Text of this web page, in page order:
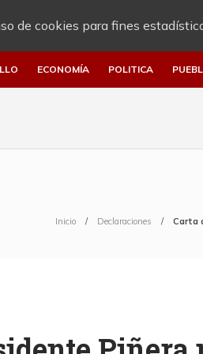
de cookies para fines
ECONOMÍA POLITICA
Inicio Declaraciones Carta